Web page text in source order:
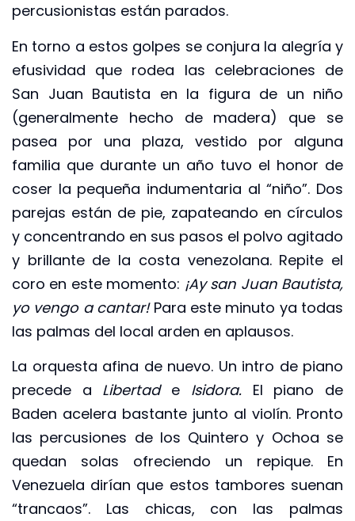
percusionistas están parados.
En torno a estos golpes se conjura la alegría y
efusividad que rodea las celebraciones de
San Juan Bautista en la figura de un niño
(generalmente hecho de madera) que se
pasea por una plaza, vestido por alguna
familia que durante un año tuvo el honor de
coser la pequeña indumentaria al “niño”. Dos
parejas están de pie, zapateando en círculos
y concentrando en sus pasos el polvo agitado
y brillante de la costa venezolana. Repite el
coro en este momento: ¡Ay san Juan Bautista,
yo vengo a cantar! Para este minuto ya todas
las palmas del local arden en aplausos.
La orquesta afina de nuevo. Un intro de piano
precede a Libertade Isidora.El piano de
Baden acelera bastante junto al violín. Pronto
las percusiones de los Quintero y Ochoa se
quedan solas ofreciendo un repique. En
Venezuela dirían que estos tambores suenan
“trancaos”. Las chicas, con las palmas